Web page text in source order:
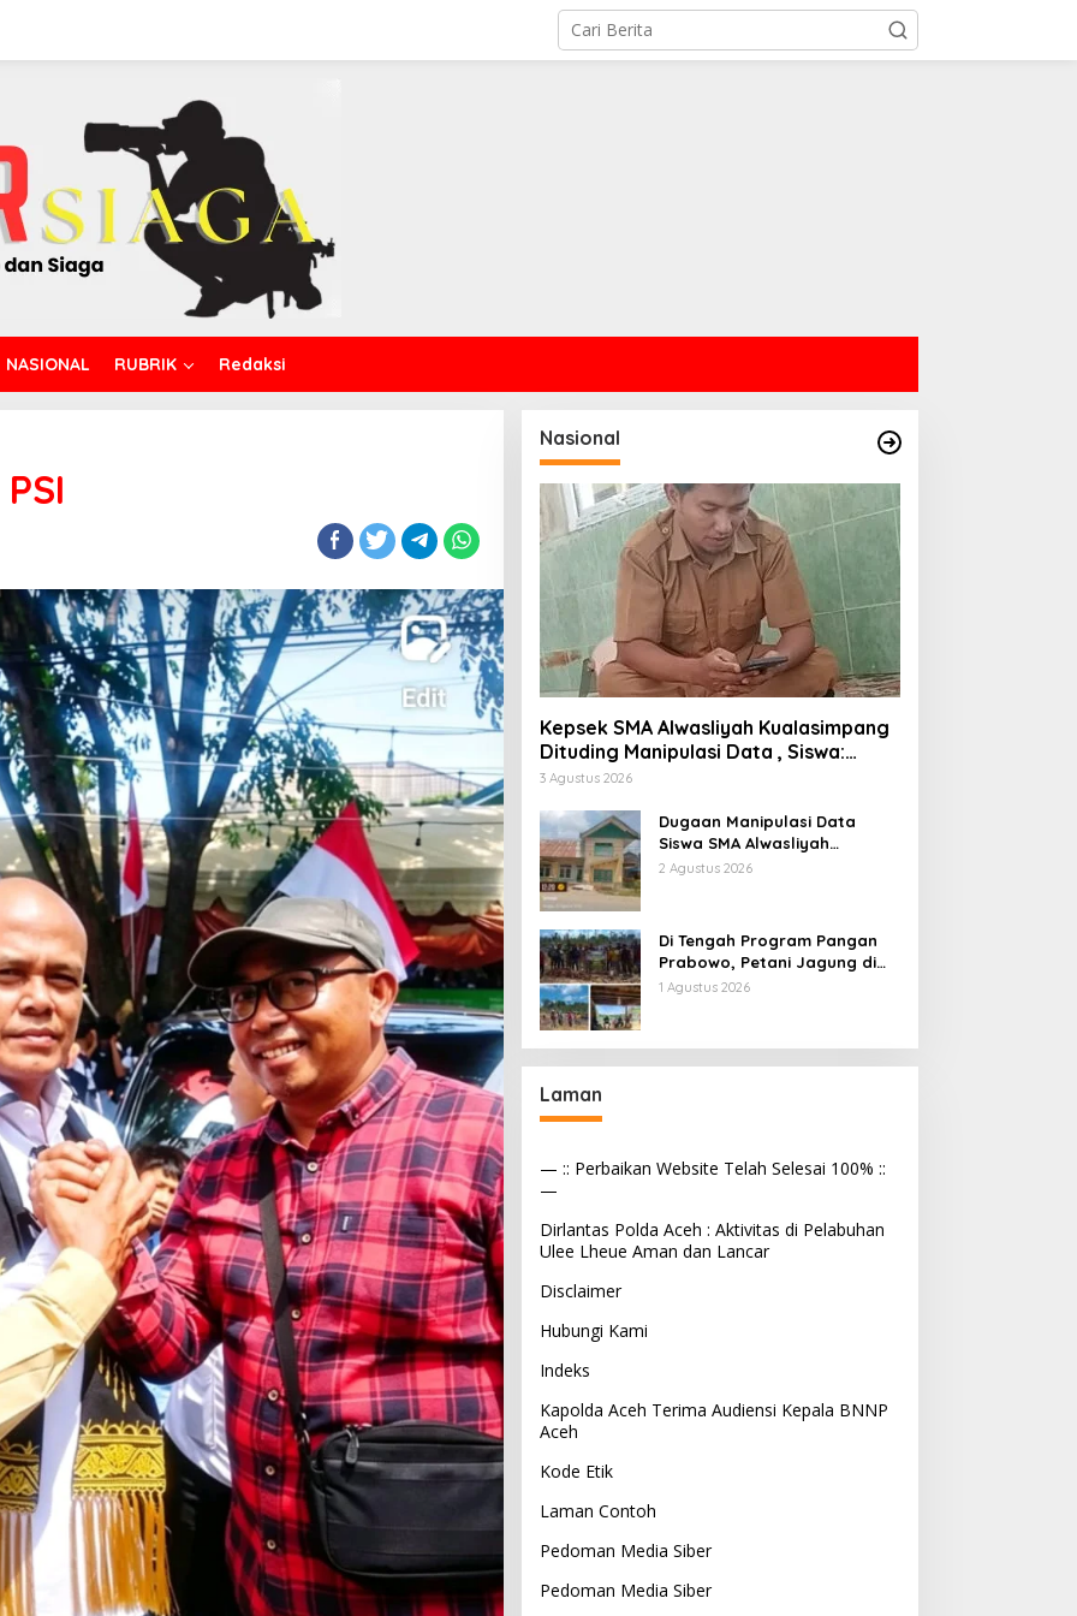
NASIONAL RUBRIK Redaksi
Nasional
Kepsek SMA Alwasliyah Kualasimpang
Dituding Manipulasi Data , Siswa:
Datang Sesuka Hati, Dana MBG
3 Agustus 2026
Dugaan Manipulasi Data
Siswa SMA Alwasliyah
Kualasimpang: Sekolah Nihil
2 Agustus 2026
Di Tengah Program Pangan
Prabowo, Petani Jagung di
Berau Mengaku Diterpa
1 Agustus 2026
Laman
— :: Perbaikan Website Telah Selesai 100% ::
—
Dirlantas Polda Aceh : Aktivitas di Pelabuhan
Ulee Lheue Aman dan Lancar
Disclaimer
Hubungi Kami
Indeks
Kapolda Aceh Terima Audiensi Kepala BNNP
Aceh
Kode Etik
Laman Contoh
Pedoman Media Siber
Pedoman Media Siber